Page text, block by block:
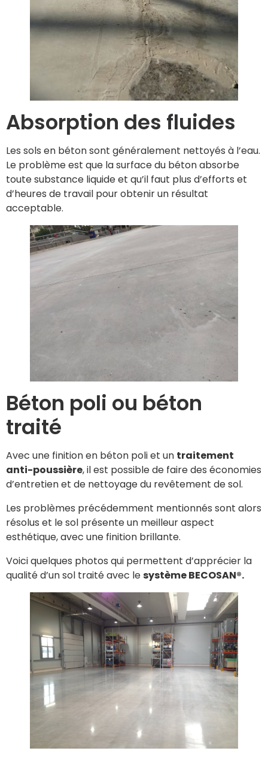
Absorption des fluides
Les sols en béton sont généralement nettoyés à l’eau.
Le problème est que la surface du béton absorbe
toute substance liquide et qu’il faut plus d’efforts et
d’heures de travail pour obtenir un résultat
acceptable.
Béton poli ou béton
traité
Avec une finition en béton poli et un traitement
anti-poussière, il est possible de faire des économies
d’entretien et de nettoyage du revêtement de sol.
Les problèmes précédemment mentionnés sont alors
résolus et le sol présente un meilleur aspect
esthétique, avec une finition brillante.
Voici quelques photos qui permettent d’apprécier la
qualité d’un sol traité avec lesystème BECOSAN®.